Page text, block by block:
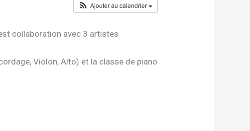
Ajouter au calendrier
collaboration avec 3 artistes
Violon, Alto) et la classe de piano